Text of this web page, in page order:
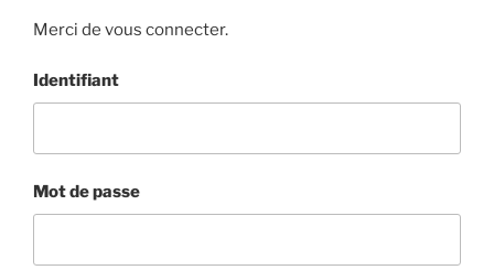
Merci de vous connecter.
Identifiant
Mot de passe